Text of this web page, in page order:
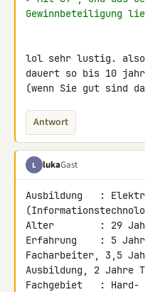
Gewinnbeteiligung
lol sehr lustig. also
dauert so bis 10
(wenn Sie gut sind
Antwort
L lukaGast
Ausbildung   :
Alter        : 29
Erfahrung    : 5
Facharbeiter, 3,5
Ausbildung, 2 Jahre
Fachgebiet   : Hard-